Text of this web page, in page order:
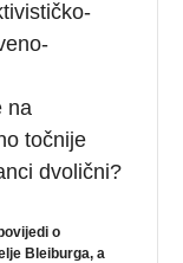
na
točnije
dvolični?
o
Bleiburga, a